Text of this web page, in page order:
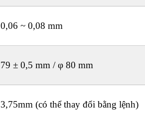
0,06 ~ 0,08 mm
79 ± 0,5 mm / φ 80 mm
3,75mm (có thể thay đổi bằng lệnh)